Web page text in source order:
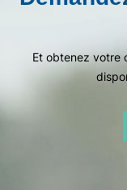
Et obtenez votre